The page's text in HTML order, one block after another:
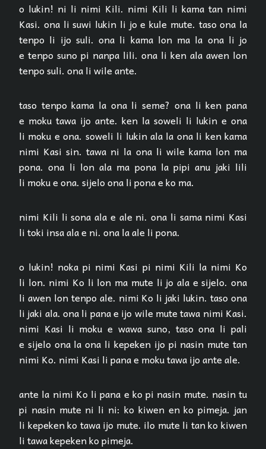
o lukin! ni li nimi Kili. nimi Kili li kama tan nimi
Kasi. ona li suwi lukin li jo e kule mute. taso ona la
tenpo li ijo suli. ona li kama lon ma la ona li jo
e tenpo suno pi nanpa lili. ona li ken ala awen lon
tenpo suli. ona li wile ante.
taso tenpo kama la ona li seme? ona li ken pana
e moku tawa ijo ante. ken la soweli li lukin e ona
li moku e ona. soweli li lukin ala la ona li ken kama
nimi Kasi sin. tawa ni la ona li wile kama lon ma
pona. ona li lon ala ma pona la pipi anu jaki lili
li moku e ona. sijelo ona li pona e ko ma.
nimi Kili li sona ala e ale ni. ona li sama nimi Kasi
li toki insa ala e ni. ona la ale li pona.
o lukin! noka pi nimi Kasi pi nimi Kili la nimi Ko
li lon. nimi Ko li lon ma mute li jo ala e sijelo. ona
li awen lon tenpo ale. nimi Ko li jaki lukin. taso ona
li jaki ala. ona li pana e ijo wile mute tawa nimi Kasi.
nimi Kasi li moku e wawa suno, taso ona li pali
e sijelo ona la ona li kepeken ijo pi nasin mute tan
nimi Ko. nimi Kasi li pana e moku tawa ijo ante ale.
ante la nimi Ko li pana e ko pi nasin mute. nasin tu
pi nasin mute ni li ni: ko kiwen en ko pimeja. jan
li kepeken ko tawa ijo mute. ilo mute li tan ko kiwen
li tawa kepeken ko pimeja.